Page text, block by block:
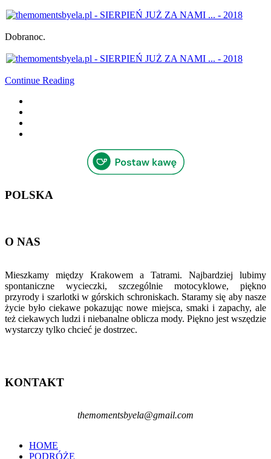
Dobranoc.
Continue Reading
POLSKA
O NAS
Mieszkamy między Krakowem a Tatrami. Najbardziej lubimy
spontaniczne wycieczki, szczególnie motocyklowe, piękno
przyrody i szarlotki w górskich schroniskach. Staramy się aby nasze
życie było ciekawe pokazując nowe miejsca, smaki i zapachy, ale
też ciekawych ludzi i niebanalne oblicza mody. Piękno jest wszędzie
wystarczy tylko chcieć je dostrzec.
KONTAKT
themomentsbyela@gmail.com
HOME
PODRÓŻE